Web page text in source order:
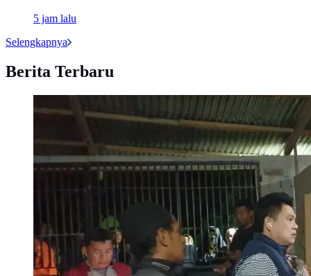
5 jam lalu
Selengkapnya
Berita Terbaru